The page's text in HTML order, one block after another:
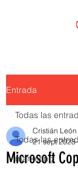
Entrada
Todas las
marketing
Todas las
Microsoft
Cristián León
21 sept 2023